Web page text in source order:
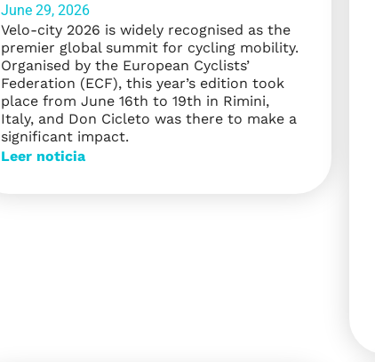
June 29, 2026
Velo-city 2026 is widely recognised as the
premier global summit for cycling mobility.
Organised by the European Cyclists’
Federation (ECF), this year’s edition took
place from June 16th to 19th in Rimini,
Italy, and Don Cicleto was there to make a
significant impact.
Leer noticia